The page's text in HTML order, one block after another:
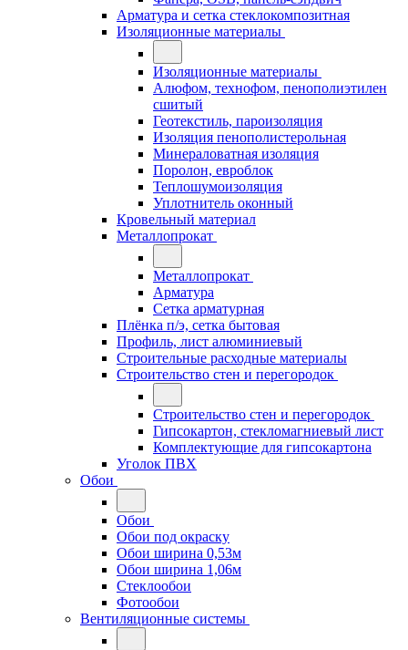
Арматура и сетка стеклокомпозитная
Изоляционные материалы
Изоляционные материалы
Алюфом, технофом, пенополиэтилен
сшитый
Геотекстиль, пароизоляция
Изоляция пенополистерольная
Минераловатная изоляция
Поролон, евроблок
Теплошумоизоляция
Уплотнитель оконный
Кровельный материал
Металлопрокат
Металлопрокат
Арматура
Сетка арматурная
Плёнка п/э, сетка бытовая
Профиль, лист алюминиевый
Строительные расходные материалы
Строительство стен и перегородок
Строительство стен и перегородок
Гипсокартон, стекломагниевый лист
Комплектующие для гипсокартона
Уголок ПВХ
Обои
Обои
Обои под окраску
Обои ширина 0,53м
Обои ширина 1,06м
Стеклообои
Фотообои
Вентиляционные системы